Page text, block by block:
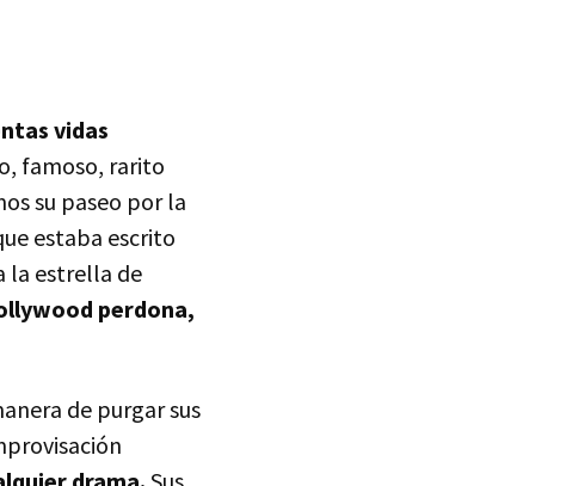
vidas
famoso, rarito
su paseo por la
estaba escrito
la estrella de
perdona,
de purgar sus